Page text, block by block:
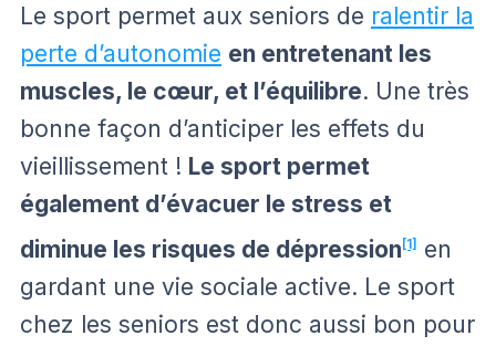
Le sport permet aux seniors de ralentir la
perte d’autonomie en entretenant les
muscles, le cœur, et l’équilibre. Une très
bonne façon d’anticiper les effets du
vieillissement ! Le sport permet
également d’évacuer le stress et
diminue les risques de dépression[1] en
gardant une vie sociale active. Le sport
chez les seniors est donc aussi bon pour